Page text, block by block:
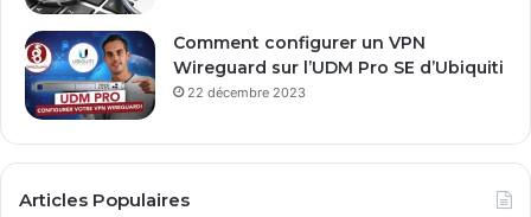
Comment configurer un VPN
Wireguard sur l’UDM Pro SE d’Ubiquiti
22 décembre 2023
Articles Populaires